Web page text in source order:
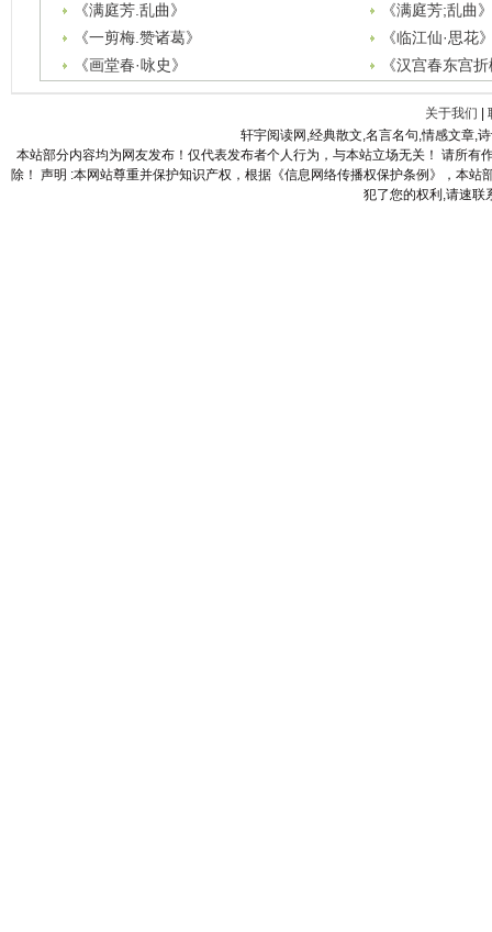
《满庭芳.乱曲》
《满庭芳;乱曲
《一剪梅.赞诸葛》
《临江仙·思花
《画堂春·咏史》
《汉宫春东宫
关于我们
轩宇阅读网,经典散文,名言名句,情感文章,
本站部分内容均为网友发布！仅代表发布者个人行为，与本站立场无关！ 请所
除！ 声明 :本网站尊重并保护知识产权，根据《信息网络传播权保护条例》，本
犯了您的权利,请速联